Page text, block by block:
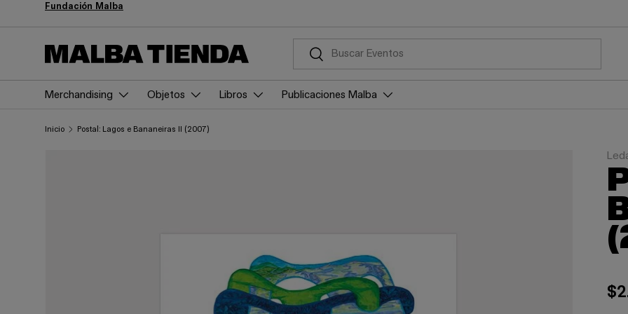
ir al contenido
Fundación Malba
Buscar
Buscar
Merchandising Objetos Libros Publicaciones Malba
Inicio Postal: Lagos e Bananeiras II (2007)